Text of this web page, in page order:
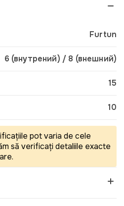
Furtun
6 (внутрений) / 8 (внешний)
15
10
pot varia de cele
să verificați detaliile exacte